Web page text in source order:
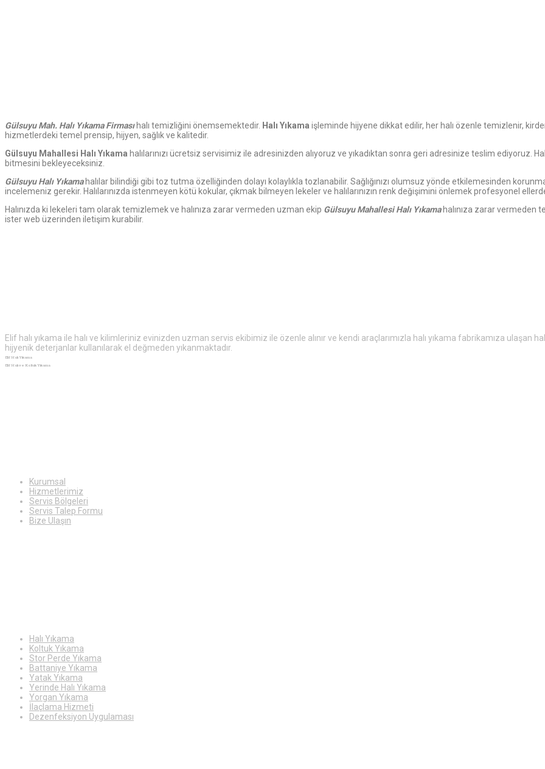
GülsuyuMah. Halı Yıkama Firmasıhalı temizliğini önemsemektedir. Halı Yıkama işleminde hijyene dikkat edilir, her halı özenle temizlenir,
hizmetlerdeki temel prensip, hijyen, sağlık ve kalitedir.
Gülsuyu Mahallesi Halı Yıkama halılarınızı ücretsiz servisimiz ile adresinizden alıyoruz ve yıkadıktan sonra geri adresinize teslim ediyoruz.
bitmesini bekleyeceksiniz.
Gülsuyu Halı Yıkamahalılar bilindiği gibi toz tutma özelliğinden dolayı kolaylıkla tozlanabilir. Sağlığınızı olumsuz yönde etkilemesinden
incelemeniz gerekir. Halılarınızda istenmeyen kötü kokular, çıkmak bilmeyen lekeler ve halılarınızın renk değişimini önlemek profesyonel
Halınızda ki lekeleri tam olarak temizlemek ve halınıza zarar vermeden uzman ekip GülsuyuMahallesi Halı Yıkamahalınıza zarar vermeden
ister web üzerinden iletişim kurabilir.
Elif halı yıkama ile halı ve kilimleriniz evinizden uzman servis ekibimiz ile özenle alınır ve kendi araçlarımızla halı yıkama fabrikamıza ulaşan
hijyenik deterjanlar kullanılarak el değmeden yıkanmaktadır.
Elif Halı Yıkama
Elif Halı ve Koltuk Yıkama
Kurumsal
Hizmetlerimiz
Servis Bölgeleri
Servis Talep Formu
Bize Ulaşın
Halı Yıkama
Koltuk Yıkama
Stor Perde Yıkama
Battaniye Yıkama
Yatak Yıkama
Yerinde Halı Yıkama
Yorgan Yıkama
İlaçlama Hizmeti
Dezenfeksiyon Uygulaması